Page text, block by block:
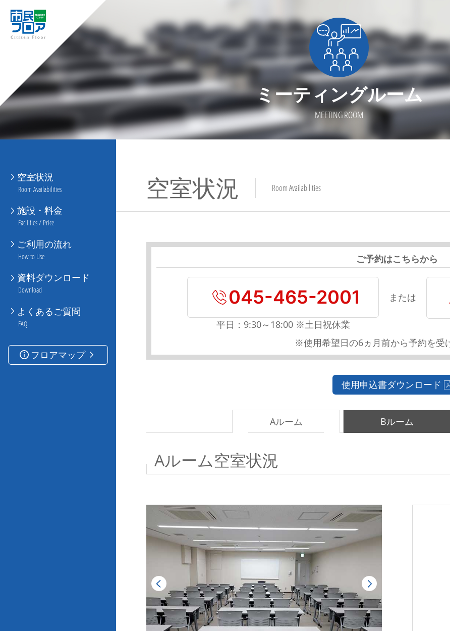
ミーティングルーム
MEETING ROOM
空室状況
Room Availabilities
施設・料金
Facilities / Price
ご利用の流れ
How to Use
資料ダウンロード
Download
よくあるご質問
FAQ
フロアマップ
空室状況 Room Availabilities
ご予約はこちらから
045-465-2001
平日：9:30～18:00 ※土日祝休業
または
※使用希望日の6ヵ月前から予約を受
使用申込書ダウンロード
Aルーム Bルーム
Aルーム空室状況